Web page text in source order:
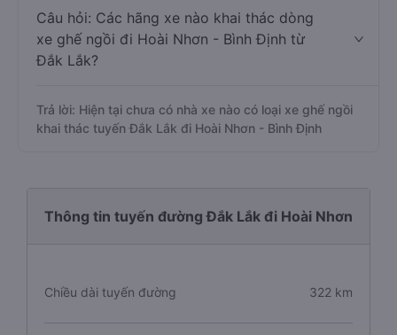
Câu hỏi: Các hãng xe nào khai thác dòng
xe ghế ngồi đi Hoài Nhơn - Bình Định từ
Đắk Lắk?
Trả lời: Hiện tại chưa có nhà xe nào có loại xe ghế ngồi
khai thác tuyến Đắk Lắk đi Hoài Nhơn - Bình Định
Thông tin tuyến đường Đắk Lắk đi Hoài Nhơn
Chiều dài tuyến đường 322 km